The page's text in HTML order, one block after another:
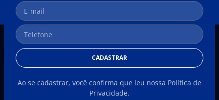
CADASTRAR
Ao se cadastrar, você confirma que leu nossa Política de
Privacidade.